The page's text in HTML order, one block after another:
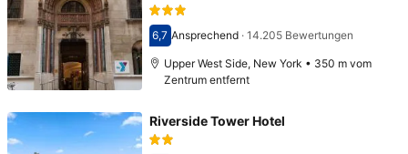
Bewertet mit 6,7
6,7 Ansprechend· 14.205 Bewertungen
Upper West Side, New York • 350 m vom
Zentrum entfernt
Riverside Tower Hotel